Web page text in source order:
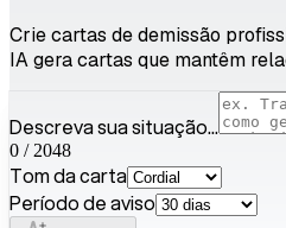
Crie cartas de demissão
IA gera cartas que mantêm
Descreva sua situação...
0 / 2048
Tom da carta
Período de aviso